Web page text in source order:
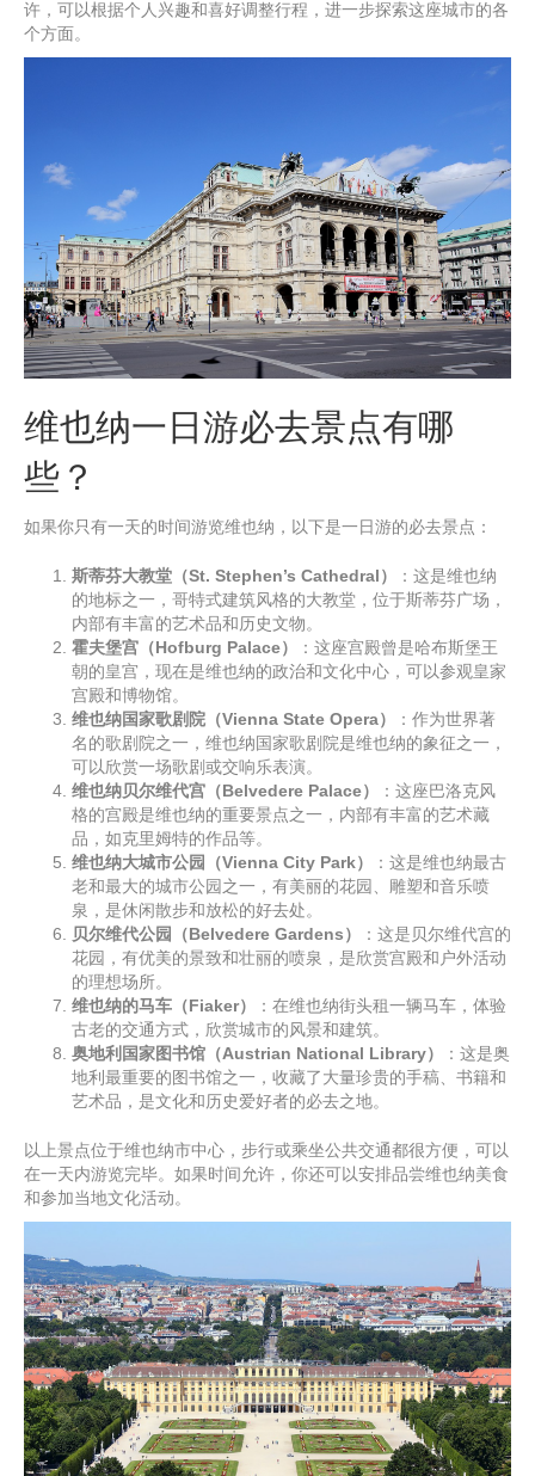
许，可以根据个人兴趣和喜好调整行程，进一步探索这座城市的各
个方面。
维也纳一日游必去景点有哪
些？
如果你只有一天的时间游览维也纳，以下是一日游的必去景点：
斯蒂芬大教堂（St. Stephen’s Cathedral）
：这是维也纳
的地标之一，哥特式建筑风格的大教堂，位于斯蒂芬广场，
内部有丰富的艺术品和历史文物。
霍夫堡宫（Hofburg Palace）
：这座宫殿曾是哈布斯堡王
朝的皇宫，现在是维也纳的政治和文化中心，可以参观皇家
宫殿和博物馆。
维也纳国家歌剧院（Vienna State Opera）
：作为世界著
名的歌剧院之一，维也纳国家歌剧院是维也纳的象征之一，
可以欣赏一场歌剧或交响乐表演。
维也纳贝尔维代宫（Belvedere Palace）
：这座巴洛克风
格的宫殿是维也纳的重要景点之一，内部有丰富的艺术藏
品，如克里姆特的作品等。
维也纳大城市公园（Vienna City Park）
：这是维也纳最古
老和最大的城市公园之一，有美丽的花园、雕塑和音乐喷
泉，是休闲散步和放松的好去处。
贝尔维代公园（Belvedere Gardens）
：这是贝尔维代宫的
花园，有优美的景致和壮丽的喷泉，是欣赏宫殿和户外活动
的理想场所。
维也纳的马车（Fiaker）
：在维也纳街头租一辆马车，体验
古老的交通方式，欣赏城市的风景和建筑。
奥地利国家图书馆（Austrian National Library）
：这是奥
地利最重要的图书馆之一，收藏了大量珍贵的手稿、书籍和
艺术品，是文化和历史爱好者的必去之地。
以上景点位于维也纳市中心，步行或乘坐公共交通都很方便，可以
在一天内游览完毕。如果时间允许，你还可以安排品尝维也纳美食
和参加当地文化活动。